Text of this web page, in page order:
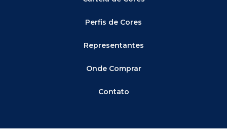
Perfis de Cores
Representantes
Onde Comprar
Contato